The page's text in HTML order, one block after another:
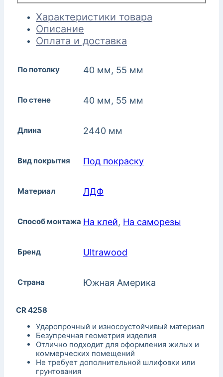
Характеристики товара
Описание
Оплата и доставка
По потолку 40 мм, 55 мм
По стене 40 мм, 55 мм
Длина 2440 мм
Вид покрытия Под покраску
Материал ЛДФ
Способ монтажа На клей, На саморезы
Бренд Ultrawood
Страна Южная Америка
CR 4258
Ударопрочный и износоустойчивый материал
Безупречная геометрия изделия
Отлично подходит для оформления жилых и
коммерческих помещений
Не требует дополнительной шлифовки или
грунтования